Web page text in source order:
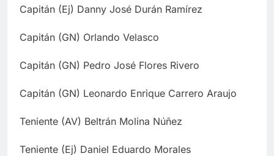
Capitán (Ej) Danny José Durán Ramírez
Capitán (GN) Orlando Velasco
Capitán (GN) Pedro José Flores Rivero
Capitán (GN) Leonardo Enrique Carrero Araujo
Teniente (AV) Beltrán Molina Núñez
Teniente (Ej) Daniel Eduardo Morales